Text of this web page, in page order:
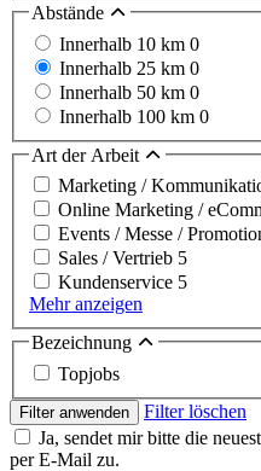
Abstände
Innerhalb 10 km 0
Innerhalb 25 km 0
Innerhalb 50 km 0
Innerhalb 100 km 0
Art der Arbeit
Marketing /
Online Marketing /
Events / Messe /
Sales / Vertrieb 5
Kundenservice 5
Mehr anzeigen
Bezeichnung
Topjobs
Filter anwenden
Filter löschen
Ja, sendet mir bitte die
per E-Mail zu.